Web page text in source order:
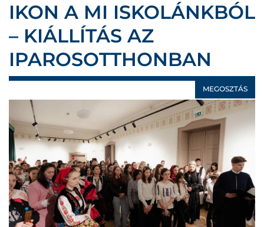
IKON A MI ISKOLÁNKBÓL
– KIÁLLÍTÁS AZ
IPAROSOTTHONBAN
MEGOSZTÁS